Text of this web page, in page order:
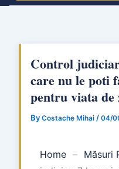
Control
care nu le poti
pentru viata de
By Costache Mihai / 04/
Home – Măsuri